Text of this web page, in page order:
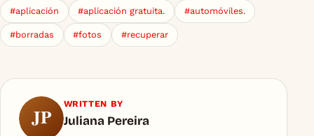
#aplicación #aplicación gratuita. #automóviles.
#borradas #fotos #recuperar
JP
WRITTEN BY
Juliana Pereira